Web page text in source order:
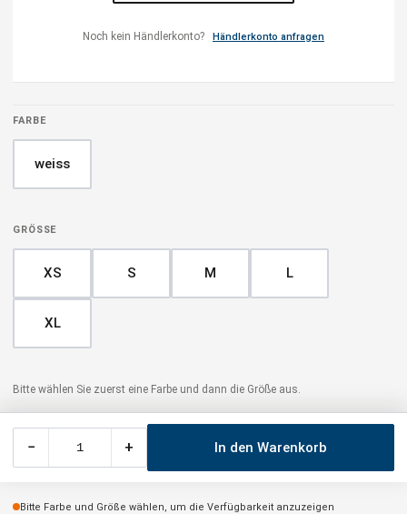
Noch kein Händlerkonto? Händlerkonto anfragen
FARBE
weiss
GRÖSSE
XS S M L
XL
Bitte wählen Sie zuerst eine Farbe und dann die Größe aus.
− + In den Warenkorb
Bitte Farbe und Größe wählen, um die Verfügbarkeit anzuzeigen